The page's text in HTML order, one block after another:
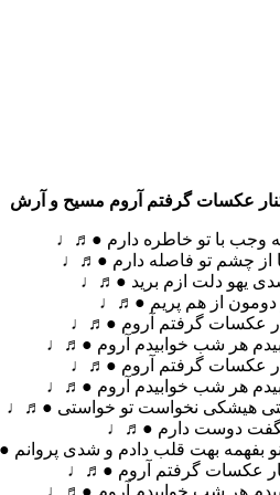
عکسات گرفتم آروم مسیح و آرش
وجب با تو خاطره دارم ●♬♩
از چشم تو فاصله دارم ●♬♩
دلت ازم برید ●♬♩
دومون از هم پریم ●♬♩
عکسات گرفتم آروم ●♬♩
هر شب خوابیدم آروم ●♬♩
عکسات گرفتم آروم ●♬♩
هر شب خوابیدم آروم ●♬♩
هیشکی نخواست تو خواستی ●♬♩
دوست دارم ●♬♩
بفهمه بهت قلب دادم و شدی
عکسات گرفتم آروم ●♬♩
هر شب خوابیدم آروم ●♬♩